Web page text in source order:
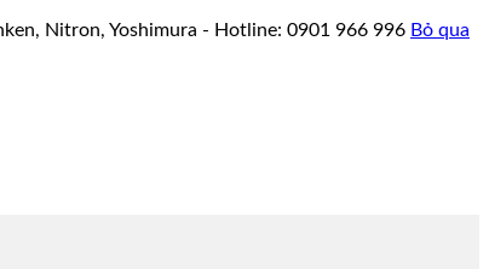
Nitron, Yoshimura - Hotline: 0901 966 996 Bỏ qua